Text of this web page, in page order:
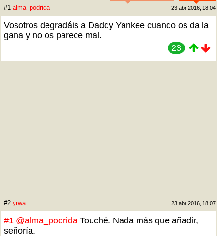
#1 alma_podrida 23 abr 2016, 18:04
Vosotros degradáis a Daddy Yankee cuando os da la
gana y no os parece mal.
23
#2 yrwa 23 abr 2016, 18:07
#1 @alma_podrida Touché. Nada más que añadir,
señoría.